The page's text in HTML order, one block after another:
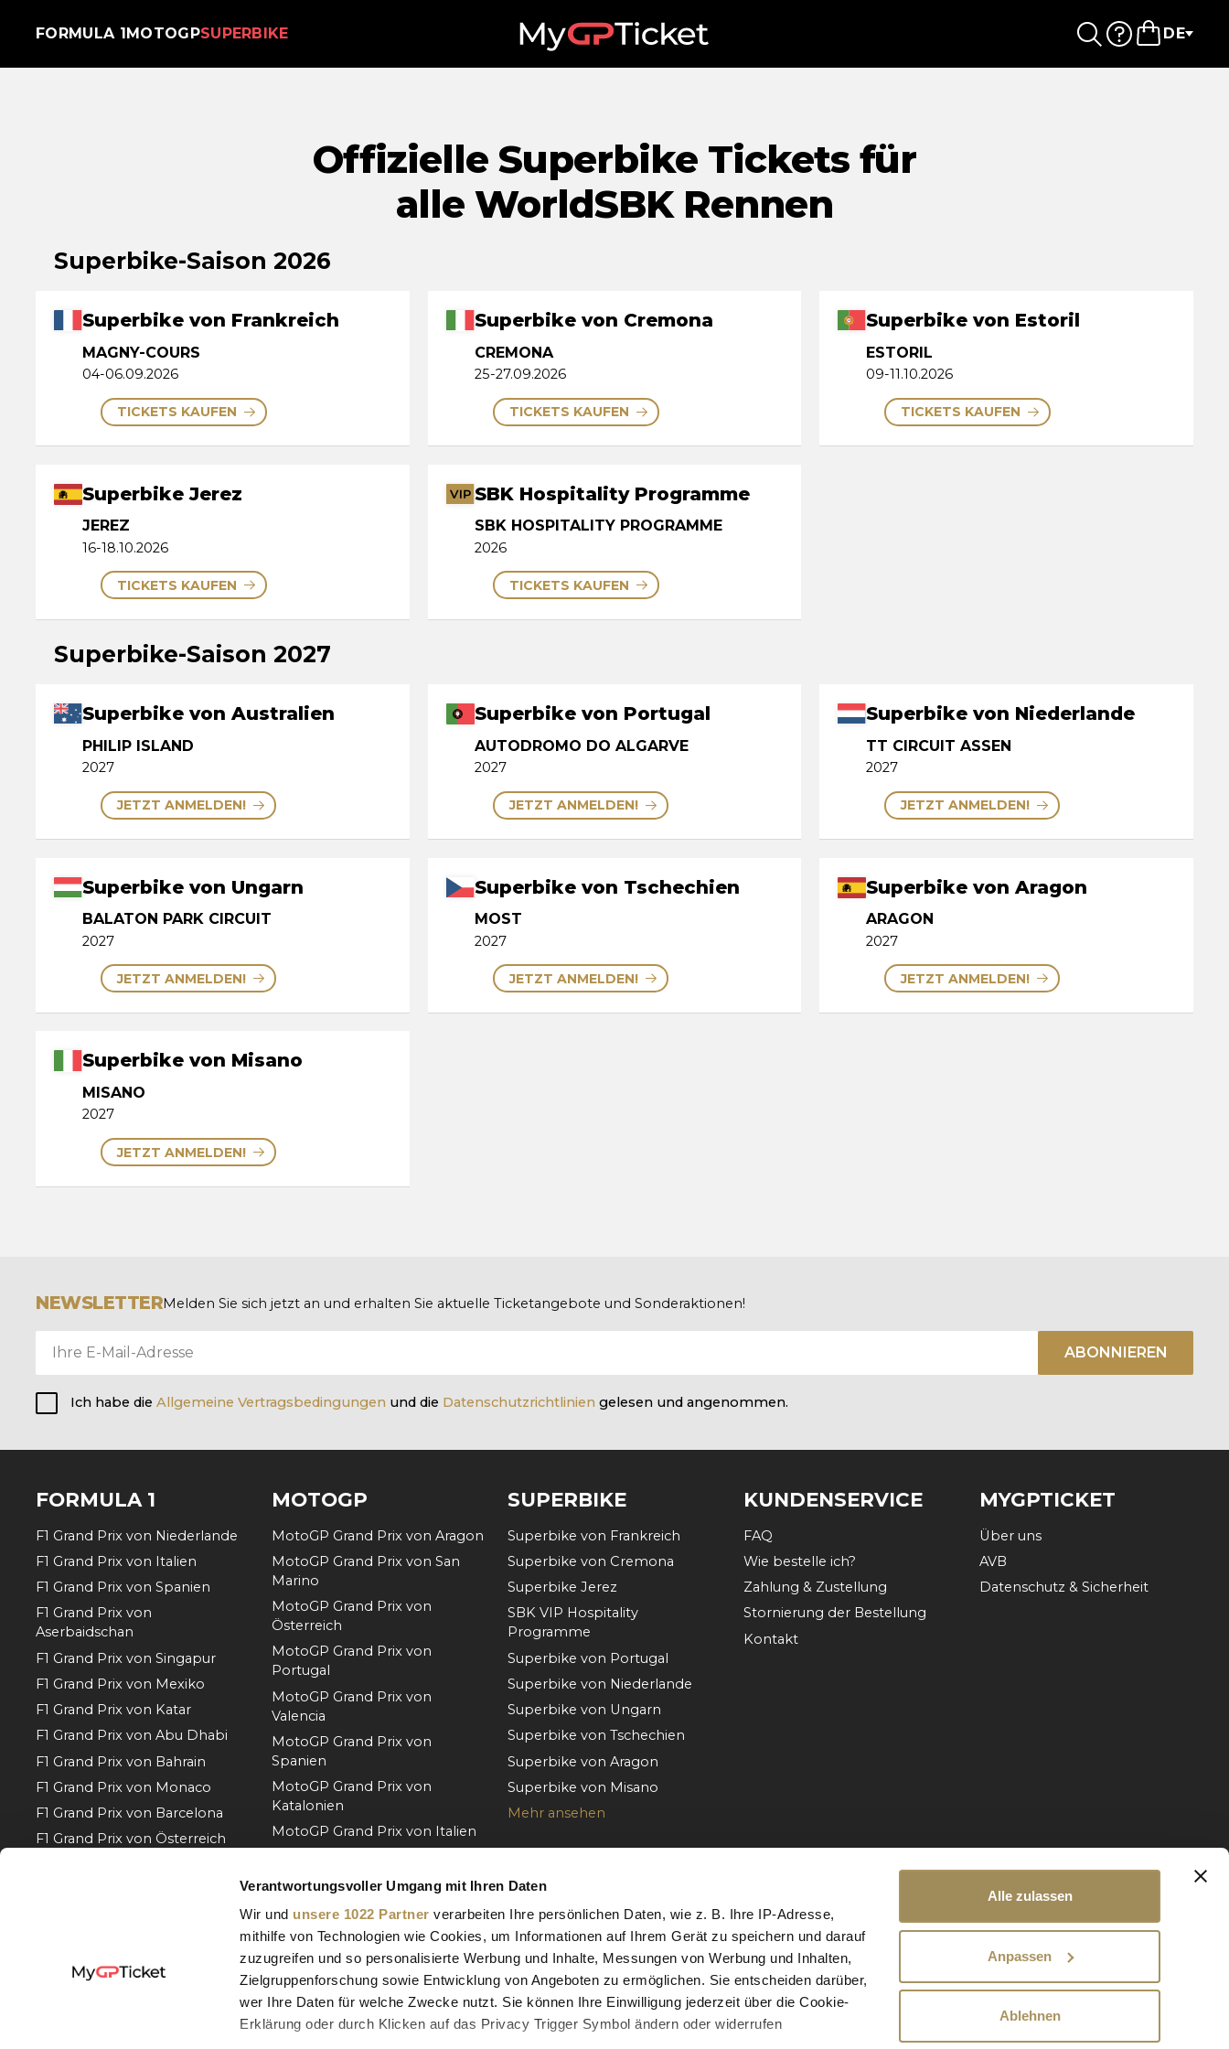
Verantwortungsvoller Umgang mit Ihren Daten
Wir und unsere 1022 Partner verarbeiten Ihre persönlichen Daten, wie z. B. Ihre IP-Adresse,
mithilfe von Technologien wie Cookies, um Informationen auf Ihrem Gerät zu speichern und darauf
zuzugreifen und so personalisierte Werbung und Inhalte, Messungen von Werbung und Inhalten,
Zielgruppenforschung sowie Entwicklung von Angeboten zu ermöglichen. Sie entscheiden darüber,
wer Ihre Daten für welche Zwecke nutzt. Sie können Ihre Einwilligung jederzeit über die Cookie-
Erklärung oder durch Klicken auf das Privacy Trigger Symbol ändern oder widerrufen
Alle zulassen
Anpassen
Ablehnen
FORMULA 1 MOTOGPSUPERBIKE DE
Offizielle Superbike Tickets für
alle WorldSBK Rennen
Superbike-Saison 2026
Superbike von Frankreich
MAGNY-COURS
04-06.09.2026
TICKETS KAUFEN
Superbike von Cremona
CREMONA
25-27.09.2026
TICKETS KAUFEN
Superbike von Estoril
ESTORIL
09-11.10.2026
TICKETS KAUFEN
Superbike Jerez
JEREZ
16-18.10.2026
TICKETS KAUFEN
SBK Hospitality Programme
SBK HOSPITALITY PROGRAMME
2026
TICKETS KAUFEN
Superbike-Saison 2027
Superbike von Australien
PHILIP ISLAND
2027
JETZT ANMELDEN!
Superbike von Portugal
AUTODROMO DO ALGARVE
2027
JETZT ANMELDEN!
Superbike von Niederlande
TT CIRCUIT ASSEN
2027
JETZT ANMELDEN!
Superbike von Ungarn
BALATON PARK CIRCUIT
2027
JETZT ANMELDEN!
Superbike von Tschechien
MOST
2027
JETZT ANMELDEN!
Superbike von Aragon
ARAGON
2027
JETZT ANMELDEN!
Superbike von Misano
MISANO
2027
JETZT ANMELDEN!
NEWSLETTERMelden Sie sich jetzt an und erhalten Sie aktuelle Ticketangebote und Sonderaktionen!
ABONNIEREN
Ich habe die Allgemeine Vertragsbedingungen und die Datenschutzrichtlinien gelesen und angenommen.
FORMULA 1
F1 Grand Prix von Niederlande
F1 Grand Prix von Italien
F1 Grand Prix von Spanien
F1 Grand Prix von
Aserbaidschan
F1 Grand Prix von Singapur
F1 Grand Prix von Mexiko
F1 Grand Prix von Katar
F1 Grand Prix von Abu Dhabi
F1 Grand Prix von Bahrain
F1 Grand Prix von Monaco
F1 Grand Prix von Barcelona
F1 Grand Prix von Österreich
MOTOGP
MotoGP Grand Prix von Aragon
MotoGP Grand Prix von San
Marino
MotoGP Grand Prix von
Österreich
MotoGP Grand Prix von
Portugal
MotoGP Grand Prix von
Valencia
MotoGP Grand Prix von
Spanien
MotoGP Grand Prix von
Katalonien
MotoGP Grand Prix von Italien
Tschechien
MotoGP Grand Prix der
Niederlande
MotoGP Grand Prix von
Deutschland
SUPERBIKE
Superbike von Frankreich
Superbike von Cremona
Superbike Jerez
SBK VIP Hospitality
Programme
Superbike von Portugal
Superbike von Niederlande
Superbike von Ungarn
Superbike von Tschechien
Superbike von Aragon
Superbike von Misano
Mehr ansehen
KUNDENSERVICE
FAQ
Wie bestelle ich?
Zahlung & Zustellung
Stornierung der Bestellung
Kontakt
MYGPTICKET
Über uns
AVB
Datenschutz & Sicherheit